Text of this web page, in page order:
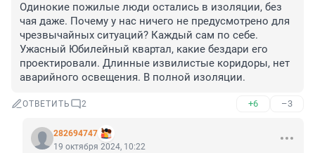
Одинокие пожилые люди остались в изоляции, без
чая даже. Почему у нас ничего не предусмотрено для
чрезвычайных ситуаций? Каждый сам по себе.
Ужасный Юбилейный квартал, какие бездари его
проектировали. Длинные извилистые коридоры, нет
аварийного освещения. В полной изоляции.
ОТВЕТИТЬ 2 +6 –3
282694747
19 октября 2024, 10:22